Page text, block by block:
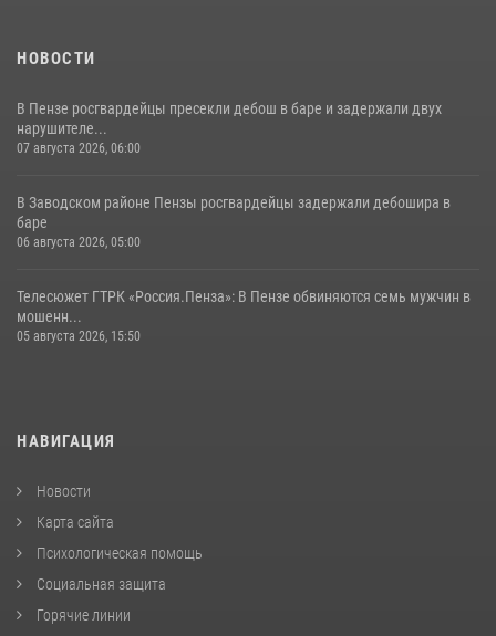
НОВОСТИ
В Пензе росгвардейцы пресекли дебош в баре и задержали двух
нарушителе...
07 августа 2026, 06:00
В Заводском районе Пензы росгвардейцы задержали дебошира в
баре
06 августа 2026, 05:00
Телесюжет ГТРК «Россия.Пенза»: В Пензе обвиняются семь мужчин в
мошенн...
05 августа 2026, 15:50
НАВИГАЦИЯ
Новости
Карта сайта
Психологическая помощь
Социальная защита
Горячие линии